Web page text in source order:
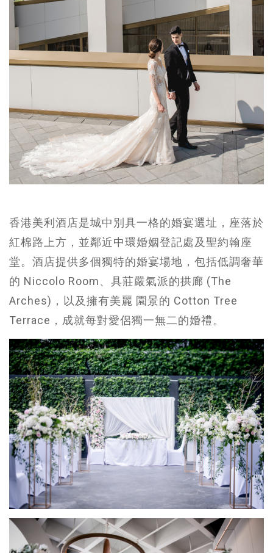
香港美利酒店是城中別具一格的婚宴選址，座落於
紅棉路上方，並鄰近中環婚姻登記處及聖約翰座
堂。酒店提供多個獨特的婚宴場地，包括低調奢華
的 Niccolo Room、具莊嚴氣派的拱廊 (The
Arches)，以及擁有美麗 園景的 Cotton Tree
Terrace，成就每對愛侶獨一無二的婚禮。